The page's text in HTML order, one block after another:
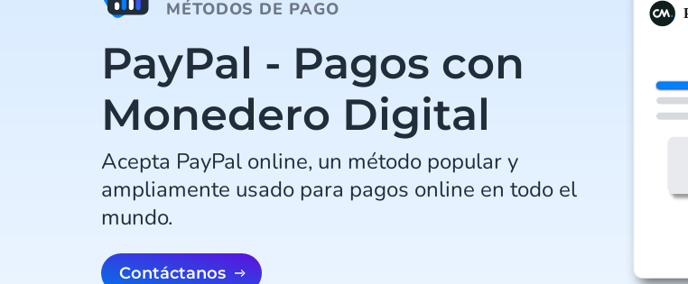
MÉTODOS DE PAGO
PayPal - Pagos con
Monedero Digital
Acepta PayPal online, un método popular y
ampliamente usado para pagos online en todo el
mundo.
Contáctanos